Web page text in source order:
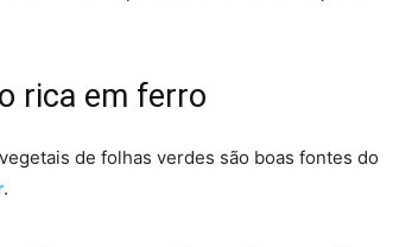
rica em ferro
de folhas verdes são boas fontes do
.